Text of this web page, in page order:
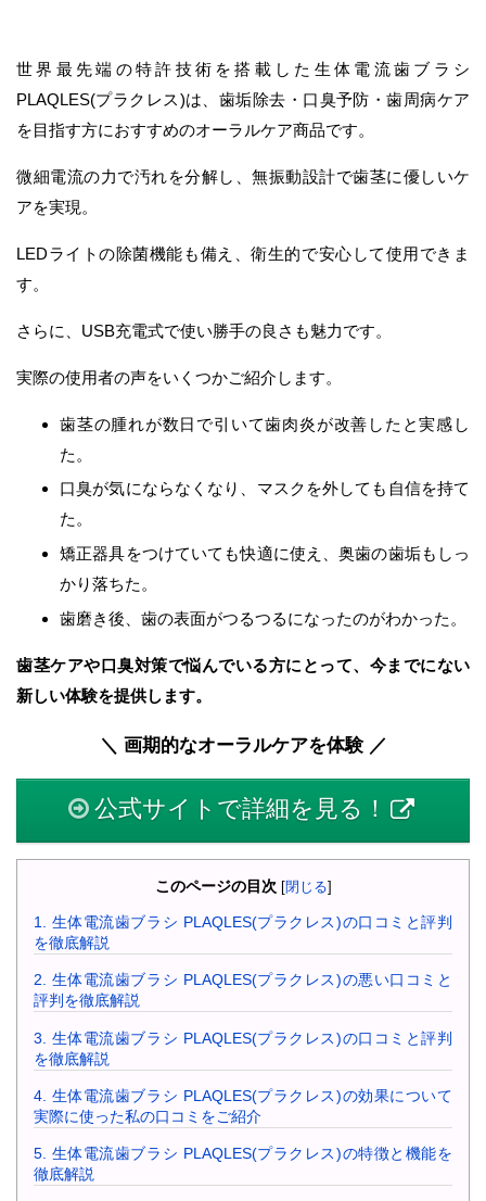
世界最先端の特許技術を搭載した生体電流歯ブラシ
PLAQLES(プラクレス)は、歯垢除去・口臭予防・歯周病ケア
を目指す方におすすめのオーラルケア商品です。
微細電流の力で汚れを分解し、無振動設計で歯茎に優しいケ
アを実現。
LEDライトの除菌機能も備え、衛生的で安心して使用できま
す。
さらに、USB充電式で使い勝手の良さも魅力です。
実際の使用者の声をいくつかご紹介します。
歯茎の腫れが数日で引いて歯肉炎が改善したと実感し
た。
口臭が気にならなくなり、マスクを外しても自信を持て
た。
矯正器具をつけていても快適に使え、奥歯の歯垢もしっ
かり落ちた。
歯磨き後、歯の表面がつるつるになったのがわかった。
歯茎ケアや口臭対策で悩んでいる方にとって、今までにない
新しい体験を提供します。
＼ 画期的なオーラルケアを体験 ／
公式サイトで詳細を見る！
このページの目次 [閉じる]
1. 生体電流歯ブラシ PLAQLES(プラクレス)の口コミと評判
を徹底解説
2. 生体電流歯ブラシ PLAQLES(プラクレス)の悪い口コミと
評判を徹底解説
3.
生体電流歯ブラシ PLAQLES(プラクレス)の口コミと評判
を徹底解説
4. 生体電流歯ブラシ PLAQLES(プラクレス)の効果について
実際に使った私の口コミをご紹介
5. 生体電流歯ブラシ PLAQLES(プラクレス)の特徴と機能を
徹底解説